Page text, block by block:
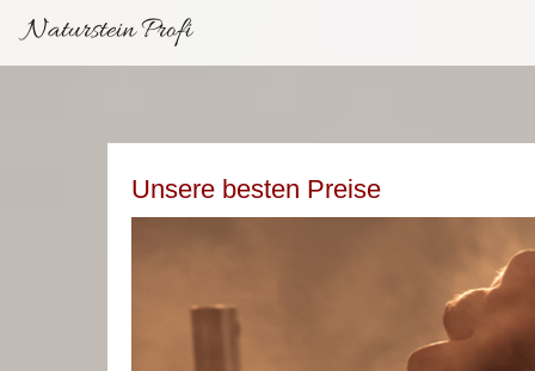
Naturstein Profi
Unsere besten Preise